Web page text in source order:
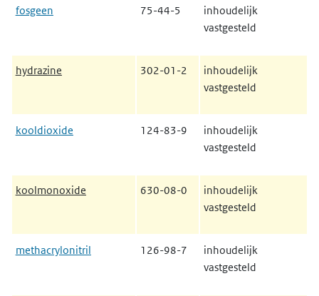
fosgeen 75-44-5
inhoudelijk
vastgesteld
hydrazine 302-01-2
inhoudelijk
vastgesteld
kooldioxide 124-83-9
inhoudelijk
vastgesteld
koolmonoxide 630-08-0
inhoudelijk
vastgesteld
methacrylonitril 126-98-7
inhoudelijk
vastgesteld